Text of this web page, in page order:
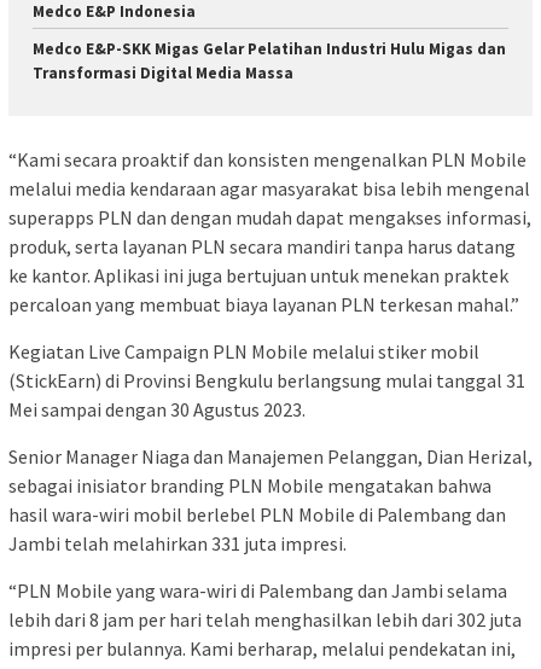
Medco E&P Indonesia
Medco E&P-SKK Migas Gelar Pelatihan Industri Hulu Migas dan
Transformasi Digital Media Massa
“Kami secara proaktif dan konsisten mengenalkan PLN Mobile
melalui media kendaraan agar masyarakat bisa lebih mengenal
superapps PLN dan dengan mudah dapat mengakses informasi,
produk, serta layanan PLN secara mandiri tanpa harus datang
ke kantor. Aplikasi ini juga bertujuan untuk menekan praktek
percaloan yang membuat biaya layanan PLN terkesan mahal.”
Kegiatan Live Campaign PLN Mobile melalui stiker mobil
(StickEarn) di Provinsi Bengkulu berlangsung mulai tanggal 31
Mei sampai dengan 30 Agustus 2023.
Senior Manager Niaga dan Manajemen Pelanggan, Dian Herizal,
sebagai inisiator branding PLN Mobile mengatakan bahwa
hasil wara-wiri mobil berlebel PLN Mobile di Palembang dan
Jambi telah melahirkan 331 juta impresi.
“PLN Mobile yang wara-wiri di Palembang dan Jambi selama
lebih dari 8 jam per hari telah menghasilkan lebih dari 302 juta
impresi per bulannya. Kami berharap, melalui pendekatan ini,